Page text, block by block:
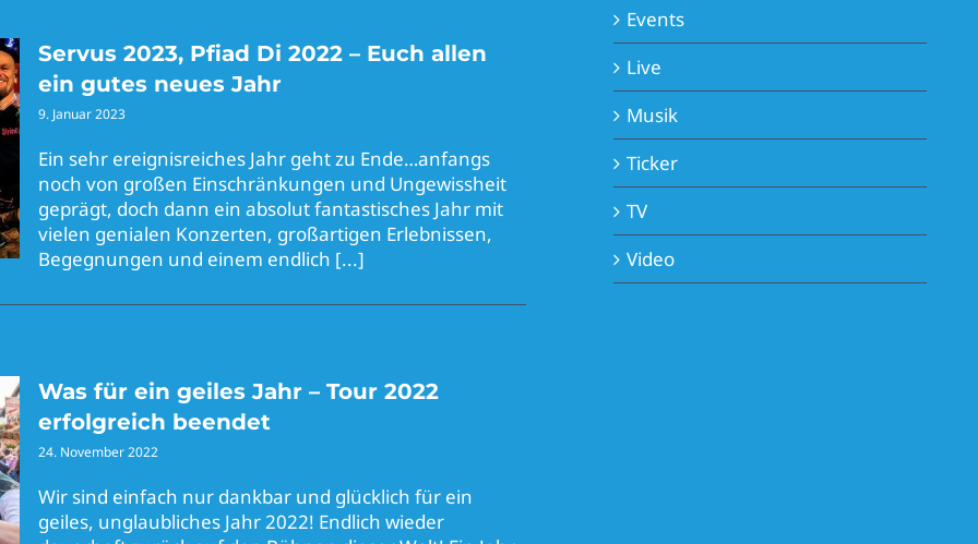
Servus 2023, Pfiad Di 2022 – Euch allen
ein gutes neues Jahr
9. Januar 2023
Ein sehr ereignisreiches Jahr geht zu Ende…anfangs
noch von großen Einschränkungen und Ungewissheit
geprägt, doch dann ein absolut fantastisches Jahr mit
vielen genialen Konzerten, großartigen Erlebnissen,
Begegnungen und einem endlich [...]
Was für ein geiles Jahr – Tour 2022
erfolgreich beendet
24. November 2022
Wir sind einfach nur dankbar und glücklich für ein
geiles, unglaubliches Jahr 2022! Endlich wieder
Events
Live
Musik
Ticker
TV
Video